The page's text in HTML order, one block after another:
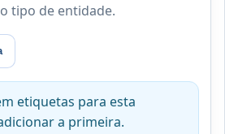
tipo de entidade.
etiquetas para esta
a primeira.